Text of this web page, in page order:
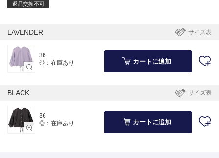
返品交換不可
サイズ表
LAVENDER
36
◎：在庫あり
カートに追加
サイズ表
BLACK
36
◎：在庫あり
カートに追加